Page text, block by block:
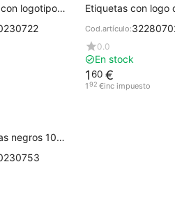
logotipo
Etiquetas con logo
Cod.artículo:
0.0
En stock
160 €
192 €inc impuesto
negros 10x7